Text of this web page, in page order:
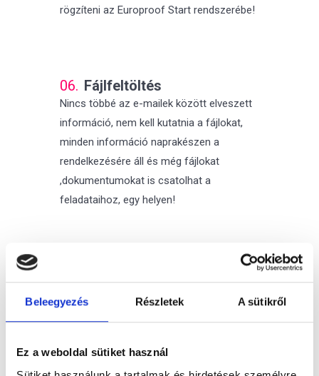
Beleegyezés Részletek A sütikről
Ez a weboldal sütiket használ
rögzíteni az Europroof Start rendszerébe!
06. Fájlfeltöltés
Nincs többé az e-mailek között elveszett
információ, nem kell kutatnia a fájlokat,
minden információ naprakészen a
rendelkezésére áll és még fájlokat
,dokumentumokat is csatolhat a
feladataihoz, egy helyen!
+1 Kösse össze CRM
modulunkal!
Használja ki Feladatkiosztás modulunk